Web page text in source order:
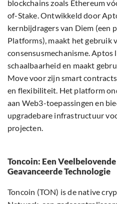
blockchains zoals Ethereum
of-Stake. Ontwikkeld door
kernbijdragers van Diem (een
Platforms), maakt het gebruik
consensusmechanisme. Aptos
schaalbaarheid en maakt
Move voor zijn smart
en flexibiliteit. Het platform
aan Web3-toepassingen en
upgradebare infrastructuur
projecten.
Toncoin: Een
Geavanceerde Technologie
Toncoin (TON) is de native